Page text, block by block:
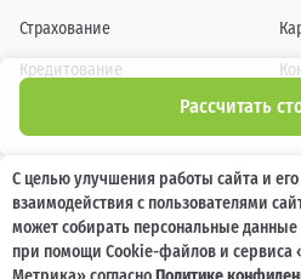
Рассчитать
Страхование
Кредитование
Информация о технических
гамме и стоимости автомобилей, а также
их проведения, указанных на сайте
С целью улучшения работы сайта и его
взаимодействия с пользователями
может собирать персональные данные
при помощи Cookie-файлов и сервиса